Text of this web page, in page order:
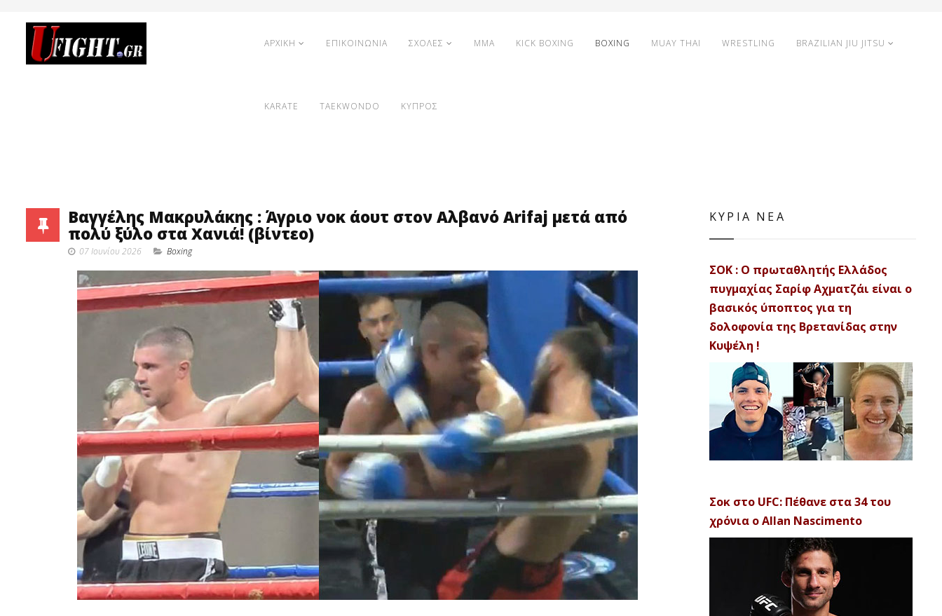
ΑΡΧΙΚΗ ΕΠΙΚΟΙΝΩΝΙΑ ΣΧΟΛΕΣ MMA KICK BOXING BOXING MUAY THAI WRESTLING BRAZILIAN JIU JITSU
KARATE TAEKWONDO ΚΥΠΡΟΣ
Βαγγέλης Μακρυλάκης : Άγριο νοκ άουτ στον Αλβανό Arifaj μετά από
πολύ ξύλο στα Χανιά! (βίντεο)
07 Ιουνίου 2026 Boxing
ΚΥΡΙΑ ΝΕΑ
ΣΟΚ : Ο πρωταθλητής Ελλάδος
πυγμαχίας Σαρίφ Αχματζάι είναι ο
βασικός ύποπτος για τη
δολοφονία της Βρετανίδας στην
Κυψέλη !
Σοκ στο UFC: Πέθανε στα 34 του
χρόνια ο Allan Nascimento